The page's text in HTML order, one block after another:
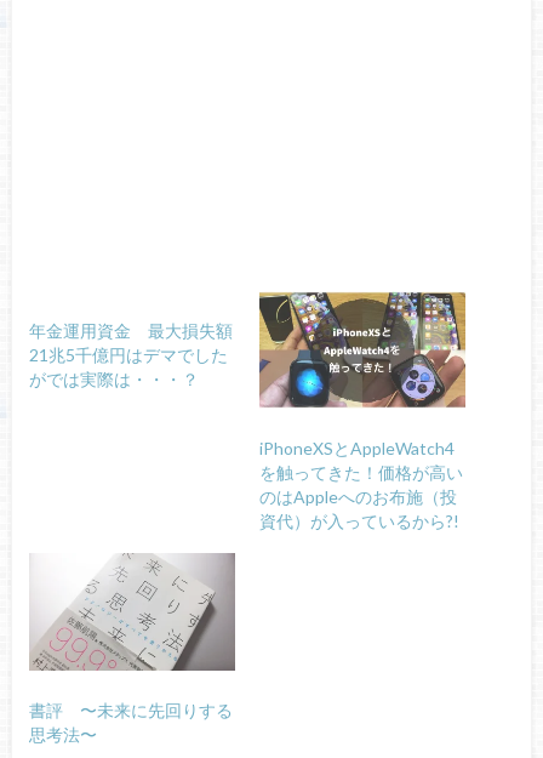
年金運用資金 最大損失額
21兆5千億円はデマでした
がでは実際は・・・？
iPhoneXSとAppleWatch4
を触ってきた！価格が高い
のはAppleへのお布施（投
資代）が入っているから?!
書評 〜未来に先回りする
思考法〜